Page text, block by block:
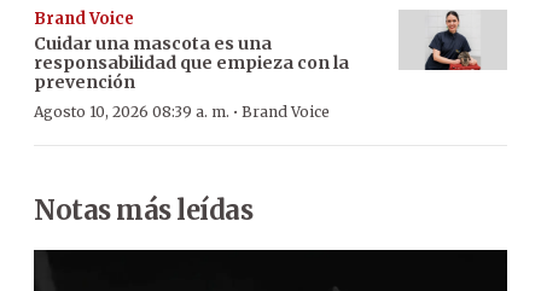
Brand Voice
Cuidar una mascota es una
responsabilidad que empieza con la
prevención
Agosto 10, 2026 08:39 a. m. · Brand Voice
Notas más leídas